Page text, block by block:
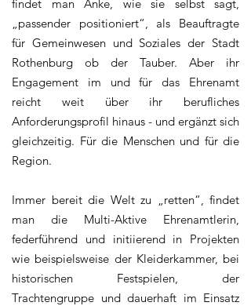
findet man Anke, wie sie selbst sagt,
„passender positioniert“, als Beauftragte
für Gemeinwesen und Soziales der Stadt
Rothenburg ob der Tauber. Aber ihr
Engagement im und für das Ehrenamt
reicht weit über ihr berufliches
Anforderungsprofil hinaus - und ergänzt sich
gleichzeitig. Für die Menschen und für die
Region.
Immer bereit die Welt zu „retten“, findet
man die Multi-Aktive Ehrenamtlerin,
federführend und initiierend in Projekten
wie beispielsweise der Kleiderkammer, bei
historischen Festspielen, der
Trachtengruppe und dauerhaft im Einsatz